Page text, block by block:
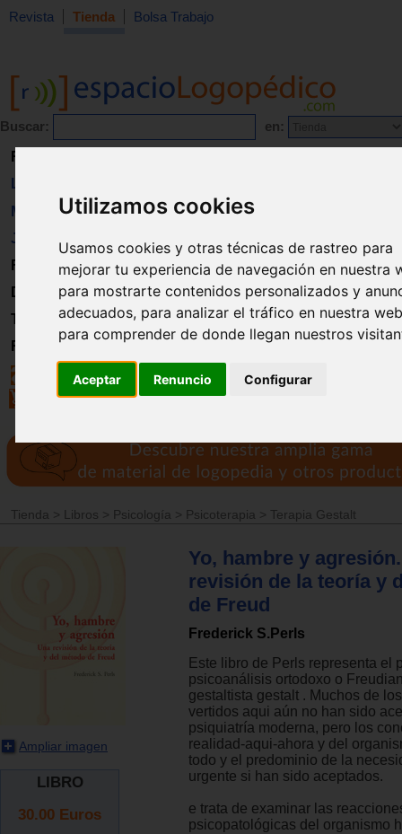
Utilizamos cookies
Usamos cookies y otras técnicas de rastreo para
mejorar tu experiencia de navegación en nuestra
para mostrarte contenidos personalizados y
adecuados, para analizar el tráfico en nuestra
para comprender de donde llegan nuestros
Aceptar Renuncio Configurar
Revista Tienda Bolsa Trabajo
Buscar: en:
Revista
Libros
Material
Juguetes
Formación
Directorio
Trabajo
Registro
Tienda > Libros > Psicología > Psicoterapia > Terapia Gestalt
Ampliar imagen
LIBRO
30.00 Euros
Yo, hambre y
revisión de la teoría y
de Freud
Frederick S.Perls
Este libro de Perls representa el
psicoanálisis ortodoxo o
gestaltista gestalt . Muchos de
vertidos aqui aún no han sido
psiquiatría moderna, pero los
realidad-aqui-ahora y del
todo y el predominio de la
urgente si han sido aceptados.
e trata de examinar las
psicopatológicas del organismo